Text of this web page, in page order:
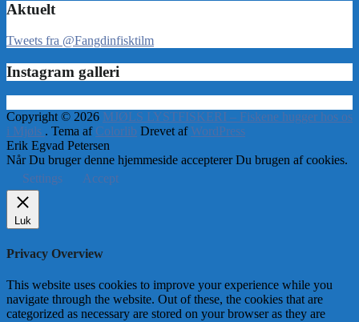
Aktuelt
Tweets fra @Fangdinfisktilm
Instagram galleri
Copyright © 2026 MJØLS LYSTFISKERI – Fiskene hugger hos os
i Mjøls . Tema af Colorlib Drevet afWordPress
Erik Egvad Petersen
Når Du bruger denne hjemmeside accepterer Du brugen af cookies.
Settings
Accept
Luk
Privacy Overview
This website uses cookies to improve your experience while you
navigate through the website. Out of these, the cookies that are
categorized as necessary are stored on your browser as they are